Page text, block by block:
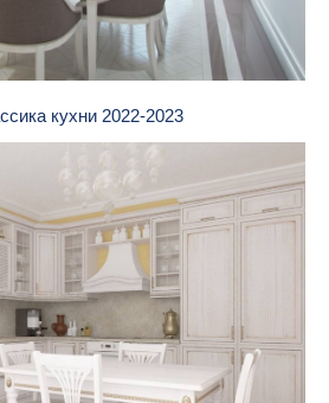
кухни 2022-2023